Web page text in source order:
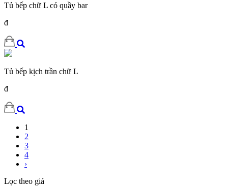
Tủ bếp chữ L có quầy bar
đ
Tủ bếp kịch trần chữ L
đ
1
2
3
4
›
Lọc theo giá